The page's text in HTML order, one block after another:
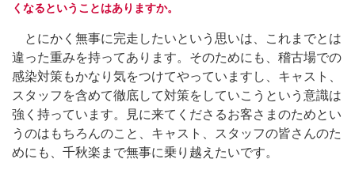
くなるということはありますか。
とにかく無事に完走したいという思いは、これまでとは
違った重みを持ってあります。そのためにも、稽古場での
感染対策もかなり気をつけてやっていますし、キャスト、
スタッフを含めて徹底して対策をしていこうという意識は
強く持っています。見に来てくださるお客さまのためとい
うのはもちろんのこと、キャスト、スタッフの皆さんのた
めにも、千秋楽まで無事に乗り越えたいです。